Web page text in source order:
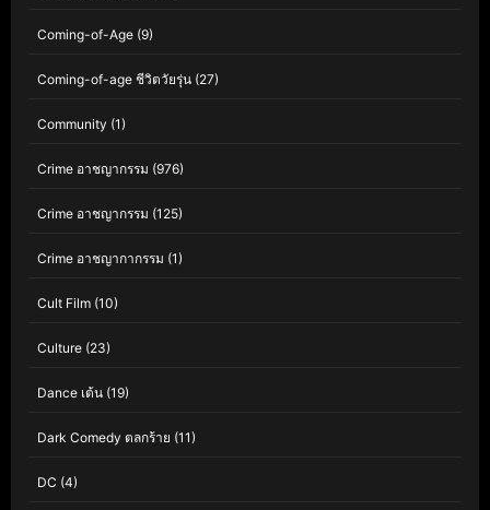
Coming-of-Age (9)
Coming-of-age ชีวิตวัยรุ่น (27)
Community (1)
Crime อาชญากรรม (976)
Crime อาชญากรรม (125)
Crime อาชญากากรรม (1)
Cult Film (10)
Culture (23)
Dance เต้น (19)
Dark Comedy ตลกร้าย (11)
DC (4)